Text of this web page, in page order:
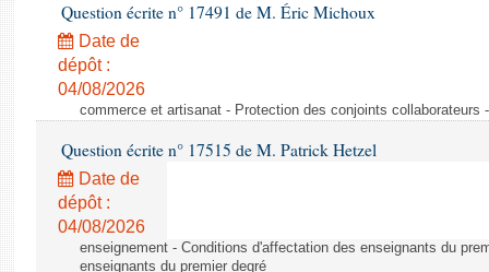
Question écrite n° 17491 de M. Éric Michoux
Date de
dépôt :
04/08/2026
commerce et artisanat - Protection des conjoints collaborateurs
Question écrite n° 17515 de M. Patrick Hetzel
Date de
dépôt :
04/08/2026
enseignement - Conditions d'affectation des enseignants du
enseignants du premier degré